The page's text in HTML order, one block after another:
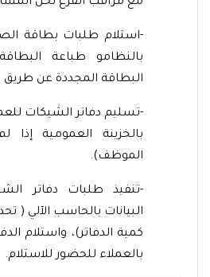
-استلام طلبات بطاقة
بالنظامو طباعة
البطاقة المجددة عن طريق
-تسليم دفاتر الشيكات
بالخزينة العمومية إذا
الموظف).
-تنفيذ طلبات دفاتر
البيانات بالحاسب الآلي (
كمية الدفاتر)، واستلام
بالعملاء للحضور للاستلام.